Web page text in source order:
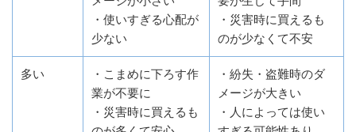
・使いすぎる心配が
少ない
・災害時に買えるも
のが少なくて不安
多い
・こまめに下ろす作
業が不要に
・災害時に買えるも
・紛失・盗難時のダ
メージが大きい
・人によっては使い